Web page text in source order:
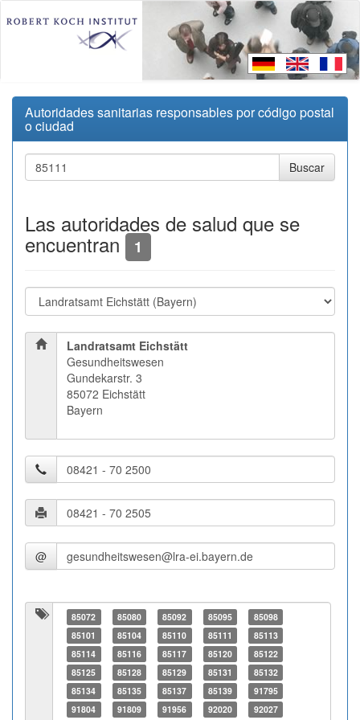
Autoridades sanitarias responsables por código postal
o ciudad
Las autoridades de salud que se
encuentran 1
Landratsamt Eichstätt
Gesundheitswesen
Gundekarstr. 3
85072 Eichstätt
Bayern
@
85072 85080 85092 85095
85098
85101
85104 85110 85111
85113
85114
85116 85117 85120
85122
85125
85128 85129 85131
85132
85134
85135 85137 85139
91795
91804
91809 91956 92020 92027